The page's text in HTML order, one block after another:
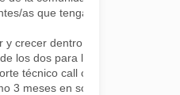
as que tengan algún
crecer dentro de la compañía
los dos para la continuidad, se
técnico call center.
3 meses en soporte o áreas